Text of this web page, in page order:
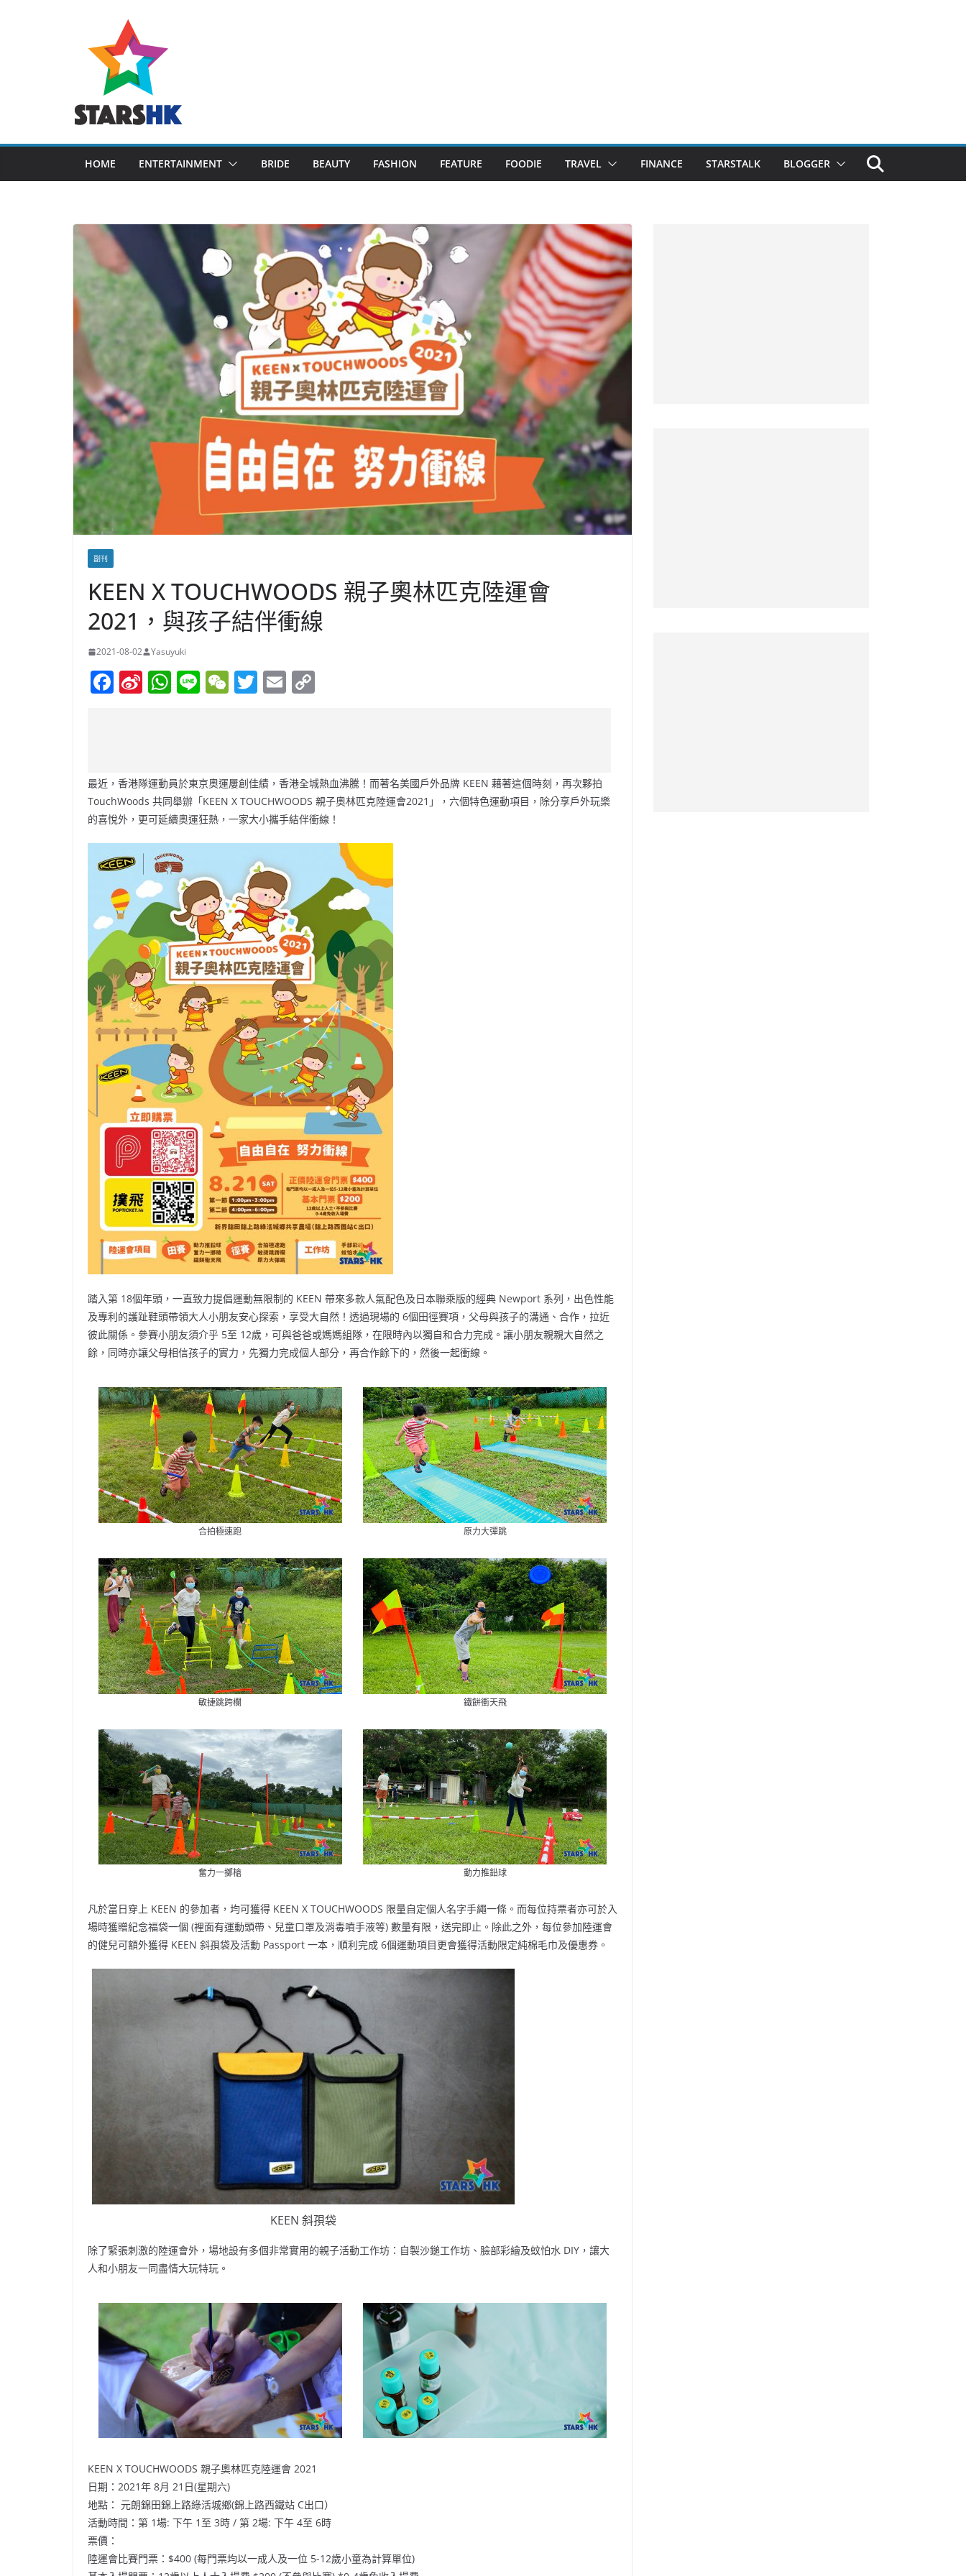
HOME ENTERTAINMENT BRIDE BEAUTY FASHION FEATURE FOODIE TRAVEL FINANCE STARSTALK BLOGGER
副刊
KEEN X TOUCHWOODS 親子奧林匹克陸運會
2021，與孩子結伴衝線
2021-08-02 Yasuyuki
F
b
o
o
k
Si
ei
b
o
W
A
p
p
Li W
at
T E
Li
n
k
最近，香港隊運動員於東京奧運屢創佳績，香港全城熱血沸騰！而著名美國戶外品牌 KEEN 藉著這個時刻，再次夥拍
TouchWoods 共同舉辦「KEEN X TOUCHWOODS 親子奧林匹克陸運會2021」，六個特色運動項目，除分享戶外玩樂
的喜悅外，更可延續奧運狂熱，一家大小攜手結伴衝線！
踏入第 18個年頭，一直致力提倡運動無限制的 KEEN 帶來多款人氣配色及日本聯乘版的經典 Newport 系列，出色性能
及專利的護趾鞋頭帶領大人小朋友安心探索，享受大自然！透過現場的 6個田徑賽項，父母與孩子的溝通、合作，拉近
彼此關係。參賽小朋友須介乎 5至 12歲，可與爸爸或媽媽組隊，在限時內以獨自和合力完成。讓小朋友親親大自然之
餘，同時亦讓父母相信孩子的實力，先獨力完成個人部分，再合作餘下的，然後一起衝線。
合拍極速跑 原力大彈跳
敏捷跳跨欄 鐵餅衝天飛
奮力一擲槍 動力推鉛球
凡於當日穿上 KEEN 的參加者，均可獲得 KEEN X TOUCHWOODS 限量自定個人名字手繩一條。而每位持票者亦可於入
場時獲贈紀念福袋一個 (裡面有運動頭帶、兒童口罩及消毒噴手液等) 數量有限，送完即止。除此之外，每位參加陸運會
的健兒可額外獲得 KEEN 斜孭袋及活動 Passport 一本，順利完成 6個運動項目更會獲得活動限定純棉毛巾及優惠券。
KEEN 斜孭袋
除了緊張刺激的陸運會外，場地設有多個非常實用的親子活動工作坊：自製沙鎚工作坊、臉部彩繪及蚊怕水 DIY，讓大
人和小朋友一同盡情大玩特玩。
KEEN X TOUCHWOODS 親子奧林匹克陸運會 2021
日期：2021年 8月 21日(星期六)
地點： 元朗錦田錦上路綠活城鄉(錦上路西鐵站 C出口）
活動時間：第 1場: 下午 1至 3時 / 第 2場: 下午 4至 6時
票價：
陸運會比賽門票：$400 (每門票均以一成人及一位 5-12歲小童為計算單位)